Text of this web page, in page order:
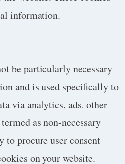
information.
be particularly necessary
and is used specifically to
via analytics, ads, other
as non-necessary
to procure user consent
on your website.